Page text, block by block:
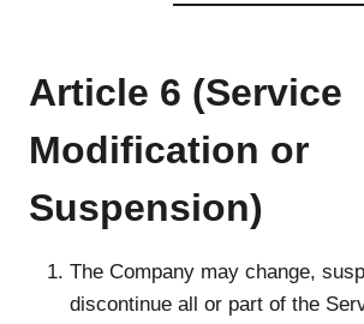
Article 6 (Service
Modification or
Suspension)
The Company may change,
discontinue all or part of the